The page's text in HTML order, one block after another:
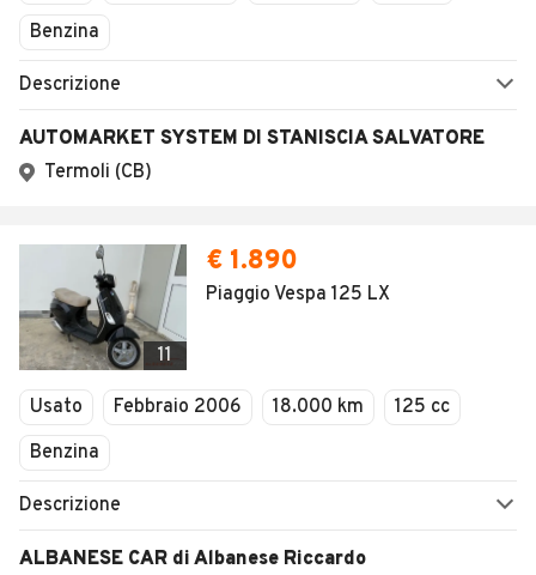
Benzina
Descrizione
AUTOMARKET SYSTEM DI STANISCIA SALVATORE
Termoli (CB)
11
€ 1.890
Piaggio Vespa 125 LX
Usato Febbraio 2006 18.000 km
125 cc
Benzina
Descrizione
ALBANESE CAR di Albanese Riccardo